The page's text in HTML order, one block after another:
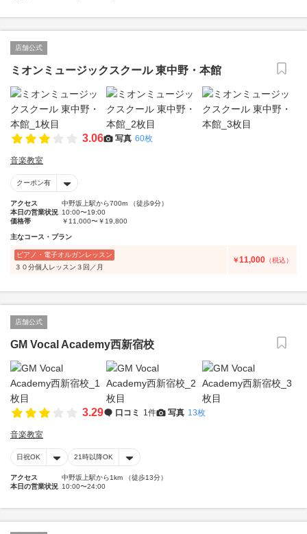
店舗公式
ミオンミュージックスクール 東中野・本館
3.06 写真 60枚
音楽教室
クーポン有
アクセス
中野坂上駅から700m （徒歩9分）
本日の営業状況 10:00〜19:00
価格帯
￥11,000〜￥19,800
主なコース・プラン
ピアノ・電子オルガンレッスン
３０分個人レッスン３回／月
￥11,000 （税込）
店舗公式
GM Vocal Academy西新宿校
3.29 口コミ 1件 写真 13枚
音楽教室
日祝OK 21時以降OK
アクセス
中野坂上駅から1km （徒歩13分）
本日の営業状況 10:00〜24:00